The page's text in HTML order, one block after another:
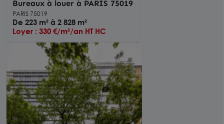
Bureaux à louer à PARIS 75019
PARIS 75019
De 223 m² à 2 828 m²
Loyer : 330 €/m²/an HT HC